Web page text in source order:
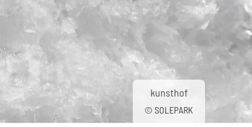
kunsthof
© SOLEPARK